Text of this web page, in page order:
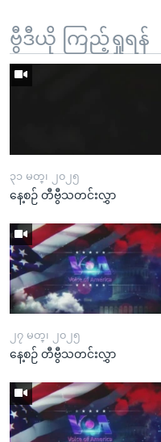
ဗွီဒီယို ကြည့်ရှုရန်
၃၁ မတ္၊ ၂၀၂၅
နေ့စဉ် တီဗွီသတင်းလွှာ
၂၇ မတ္၊ ၂၀၂၅
နေ့စဉ် တီဗွီသတင်းလွှာ